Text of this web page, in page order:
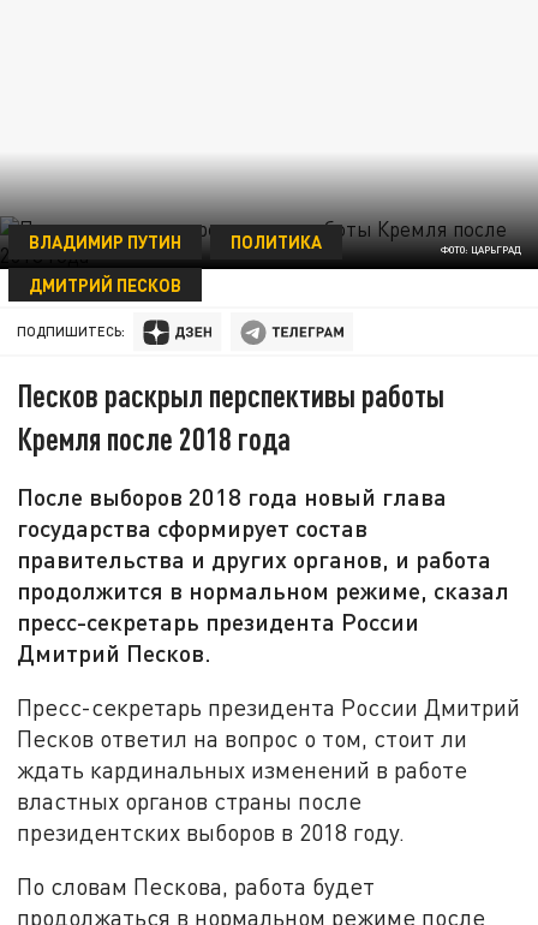
ФОТО: ЦАРЬГРАД
ВЛАДИМИР ПУТИН
ПОЛИТИКА
ДМИТРИЙ ПЕСКОВ
02 ИЮНЯ 12:31
ПОДПИШИТЕСЬ:
Песков раскрыл перспективы работы
Кремля после 2018 года
После выборов 2018 года новый глава
государства сформирует состав
правительства и других органов, и работа
продолжится в нормальном режиме, сказал
пресс-секретарь президента России
Дмитрий Песков.
Пресс-секретарь президента России Дмитрий
Песков ответил на вопрос о том, стоит ли
ждать кардинальных изменений в работе
властных органов страны после
президентских выборов в 2018 году.
По словам Пескова, работа будет
продолжаться в нормальном режиме после